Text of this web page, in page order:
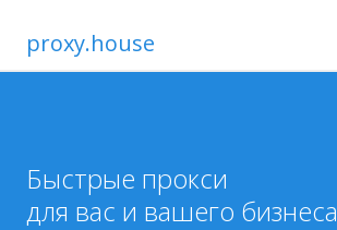
proxy.house
Быстрые прокси
для вас и вашего бизнеса